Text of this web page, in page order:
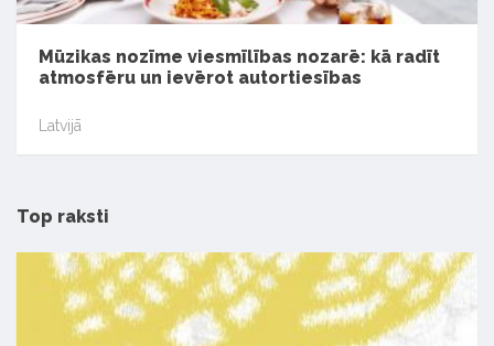
Mūzikas nozīme viesmīlības nozarē: kā radīt
atmosfēru un ievērot autortiesības
Latvijā
Top raksti